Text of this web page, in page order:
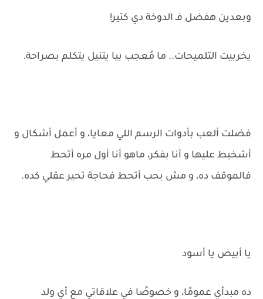
وبعدين هفضل فـ الدوخة دي كتير!
يخربيت التلميحات.. ما مُعجب بيا يتنيل يتكلم بصراحة.
فضلت ألعب بأدوات الرسم اللي معايا، و أعمل أشكال و
أشخبط عليها و أنا بفكر، ماهو أنا أول مره أتحط
فالموقف ده، و مش بحب أتحط فحاجة تحير عقلي كده.
يا أبيض يا أسود
ده مبدأي عمومًا، و خصوصًا في علاقاتي مع أي ولد